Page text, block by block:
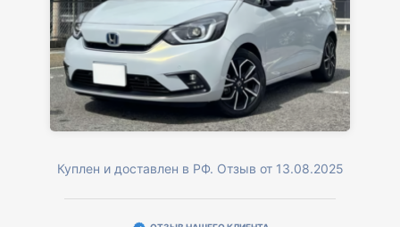
Куплен и доставлен в РФ. Отзыв от 13.08.2025